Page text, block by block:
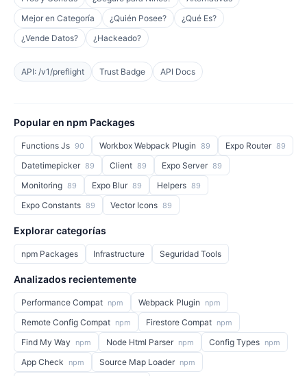
Mejor en Categoría
¿Quién Posee?
¿Qué Es?
¿Vende Datos?
¿Hackeado?
API: /v1/preflight Trust Badge API Docs
Popular en npm Packages
Functions Js 90 Workbox Webpack Plugin 89 Expo Router 89
Datetimepicker 89 Client 89 Expo Server 89
Monitoring 89 Expo Blur 89 Helpers 89
Expo Constants 89 Vector Icons 89
Explorar categorías
npm Packages Infrastructure Seguridad Tools
Analizados recientemente
Performance Compat npm Webpack Plugin npm
Remote Config Compat npm Firestore Compat npm
Find My Way npm Node Html Parser npm Config Types npm
App Check npm Source Map Loader npm